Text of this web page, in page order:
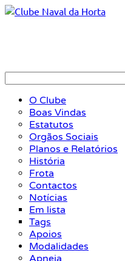
O Clube
Boas Vindas
Estatutos
Orgãos Sociais
Planos e Relatórios
História
Frota
Contactos
Notícias
Em lista
Tags
Apoios
Modalidades
Apneia